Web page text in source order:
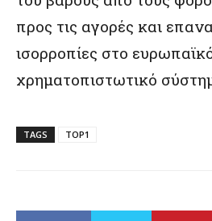
προς τις αγορές και
ισορροπίες στο
χρηματοπιστωτικό
TAGS TOP1